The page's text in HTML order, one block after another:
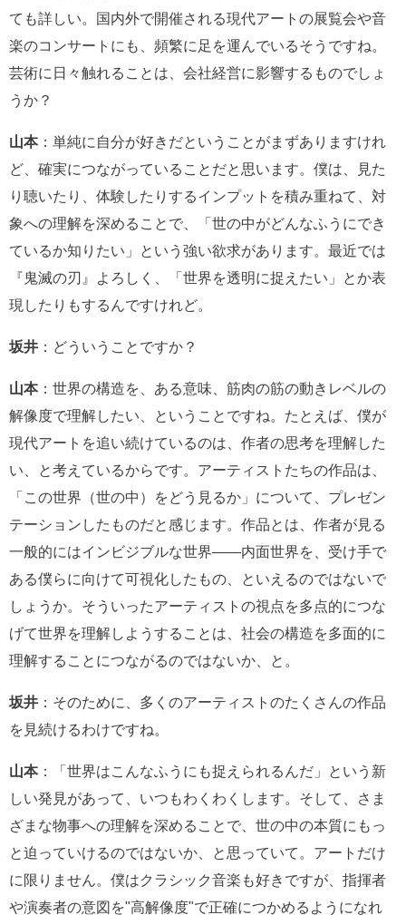
ても詳しい。国内外で開催される現代アートの展覧会や音
楽のコンサートにも、頻繁に足を運んでいるそうですね。
芸術に日々触れることは、会社経営に影響するものでしょ
うか？
山本：単純に自分が好きだということがまずありますけれ
ど、確実につながっていることだと思います。僕は、見た
り聴いたり、体験したりするインプットを積み重ねて、対
象への理解を深めることで、「世の中がどんなふうにでき
ているか知りたい」という強い欲求があります。最近では
『鬼滅の刃』よろしく、「世界を透明に捉えたい」とか表
現したりもするんですけれど。
坂井 ：どういうことですか？
山本：世界の構造を、ある意味、筋肉の筋の動きレベルの
解像度で理解したい、ということですね。たとえば、僕が
現代アートを追い続けているのは、作者の思考を理解した
い、と考えているからです。アーティストたちの作品は、
「この世界（世の中）をどう見るか」について、プレゼン
テーションしたものだと感じます。作品とは、作者が見る
一般的にはインビジブルな世界――内面世界を、受け手で
ある僕らに向けて可視化したもの、といえるのではないで
しょうか。そういったアーティストの視点を多点的につな
げて世界を理解しようすることは、社会の構造を多面的に
理解することにつながるのではないか、と。
坂井 ：そのために、多くのアーティストのたくさんの作品
を見続けるわけですね。
山本：「世界はこんなふうにも捉えられるんだ」という新
しい発見があって、いつもわくわくします。そして、さま
ざまな物事への理解を深めることで、世の中の本質にもっ
と迫っていけるのではないか、と思っていて。アートだけ
に限りません。僕はクラシック音楽も好きですが、指揮者
や演奏者の意図を"高解像度"で正確につかめるようになれ